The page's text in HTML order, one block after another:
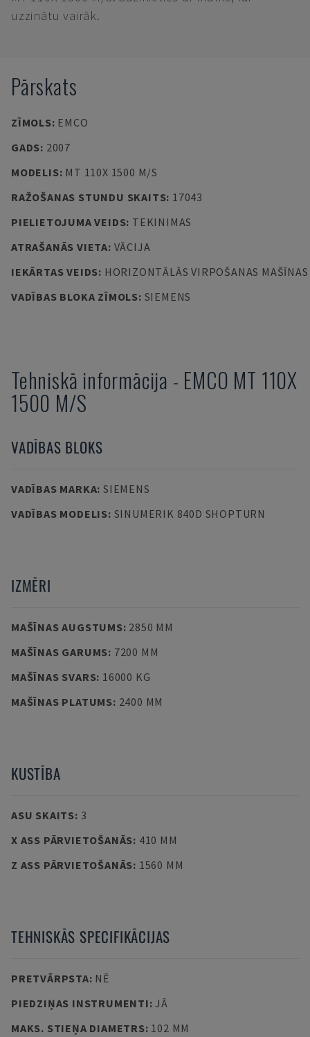
uzzinātu vairāk.
Pārskats
ZĪMOLS: EMCO
GADS: 2007
MODELIS: MT 110X 1500 M/S
RAŽOŠANAS STUNDU SKAITS: 17043
PIELIETOJUMA VEIDS: TEKINIMAS
ATRAŠANĀS VIETA: VĀCIJA
IEKĀRTAS VEIDS: HORIZONTĀLĀS VIRPOŠANAS MAŠĪNAS
VADĪBAS BLOKA ZĪMOLS: SIEMENS
Tehniskā informācija - EMCO MT 110X
1500 M/S
VADĪBAS BLOKS
VADĪBAS MARKA: SIEMENS
VADĪBAS MODELIS: SINUMERIK 840D SHOPTURN
IZMĒRI
MAŠĪNAS AUGSTUMS: 2850 MM
MAŠĪNAS GARUMS: 7200 MM
MAŠĪNAS SVARS: 16000 KG
MAŠĪNAS PLATUMS: 2400 MM
KUSTĪBA
ASU SKAITS: 3
X ASS PĀRVIETOŠANĀS: 410 MM
Z ASS PĀRVIETOŠANĀS: 1560 MM
TEHNISKĀS SPECIFIKĀCIJAS
PRETVĀRPSTA: NĒ
PIEDZIŅAS INSTRUMENTI:JĀ
MAKS. STIEŅA DIAMETRS: 102 MM